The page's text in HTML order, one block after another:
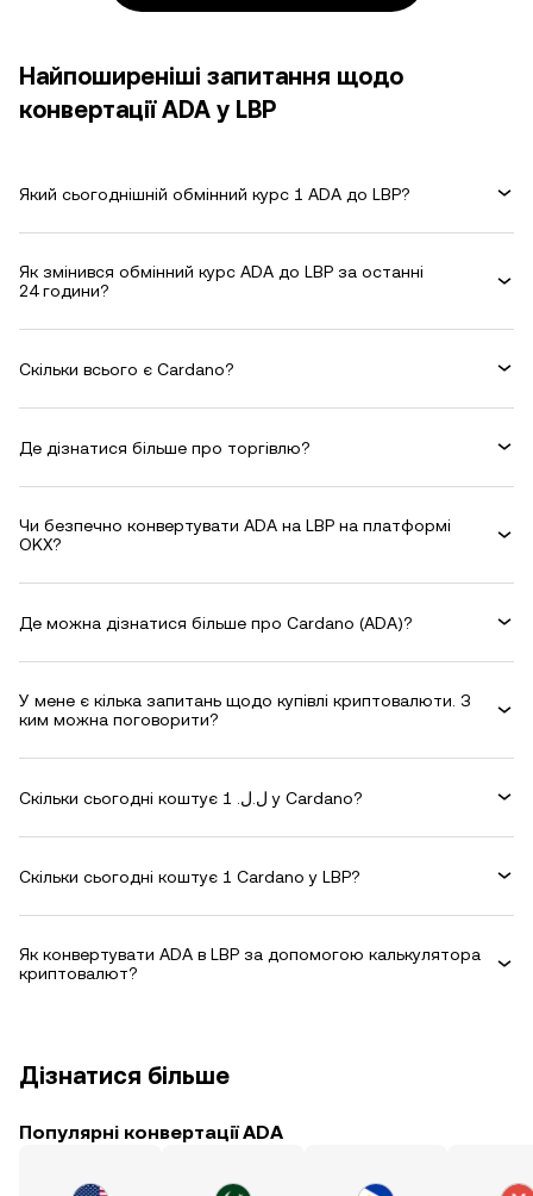
Найпоширеніші запитання щодо
конвертації ADA у LBP
Який сьогоднішній обмінний курс 1 ADA до LBP?
Як змінився обмінний курс ADA до LBP за останні
24 години?
Скільки всього є Cardano?
Де дізнатися більше про торгівлю?
Чи безпечно конвертувати ADA на LBP на платформі
OKX?
Де можна дізнатися більше про Cardano (ADA)?
У мене є кілька запитань щодо купівлі криптовалюти. З
ким можна поговорити?
Скільки сьогодні коштує 1 .ل.ل у Cardano?
Скільки сьогодні коштує 1 Cardano у LBP?
Як конвертувати ADA в LBP за допомогою калькулятора
криптовалют?
Дізнатися більше
Популярні конвертації ADA